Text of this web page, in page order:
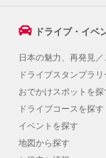
ドライブ・イベ
日本の魅力、再発見
ドライブスタンプラリ
おでかけスポットを探
ドライブコースを探す
イベントを探す
地図から探す